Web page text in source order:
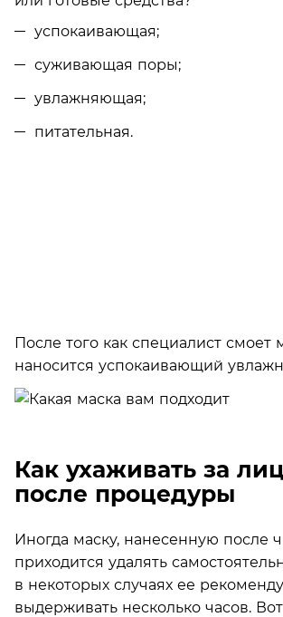
успокаивающая;
суживающая поры;
увлажняющая;
питательная.
После того как специалист смоет
наносится успокаивающий
Как ухаживать за
после процедуры
Иногда маску, нанесенную после
приходится удалять
в некоторых случаях ее
выдерживать несколько часов.